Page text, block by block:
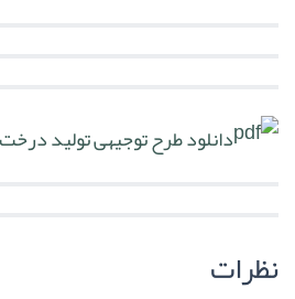
دانلود طرح توجیهی تولید
نظرات